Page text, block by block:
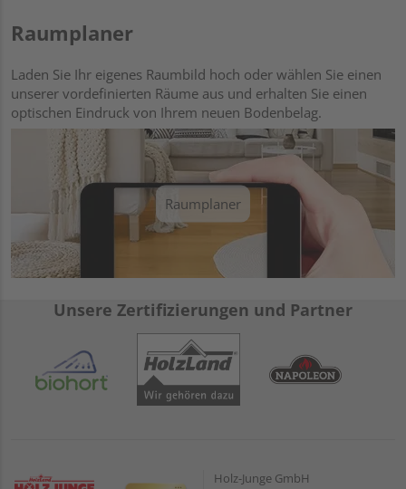
Raumplaner
Laden Sie Ihr eigenes Raumbild hoch oder wählen Sie einen
unserer vordefinierten Räume aus und erhalten Sie einen
optischen Eindruck von Ihrem neuen Bodenbelag.
Raumplaner
Unsere Zertifizierungen und Partner
Holz-Junge GmbH